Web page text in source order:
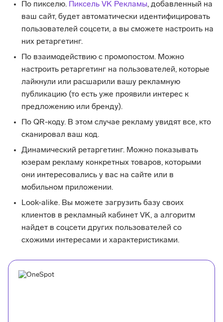
По пикселю. Пиксель VK Рекламы, добавленный на
ваш сайт, будет автоматически идентифицировать
пользователей соцсети, а вы сможете настроить на
них ретаргетинг.
По взаимодействию с промопостом. Можно
настроить ретаргетинг на пользователей, которые
лайкнули или расшарили вашу рекламную
публикацию (то есть уже проявили интерес к
предложению или бренду).
По QR-коду. В этом случае рекламу увидят все, кто
сканировал ваш код.
Динамический ретаргетинг. Можно показывать
юзерам рекламу конкретных товаров, которыми
они интересовались у вас на сайте или в
мобильном приложении.
Look-alike. Вы можете загрузить базу своих
клиентов в рекламный кабинет VK, а алгоритм
найдет в соцсети других пользователей со
схожими интересами и характеристиками.